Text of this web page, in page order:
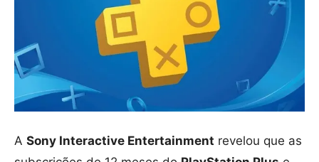
A Sony Interactive Entertainment revelou que as